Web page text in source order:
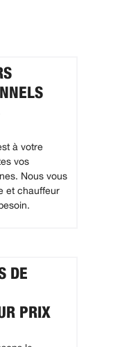
à votre
vos
Nous vous
et chauffeur
DE
PRIX